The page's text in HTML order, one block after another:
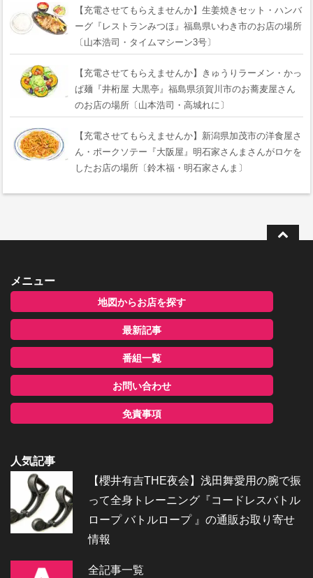
【充電させてもらえませんか】生姜焼きセット・ハンバ
ーグ『レストランみつほ』福島県いわき市のお店の場所
〔山本浩司・タイムマシーン3号〕
【充電させてもらえませんか】きゅうりラーメン・かっ
ぱ麺『井桁屋 大黒亭』福島県須賀川市のお蕎麦屋さん
のお店の場所〔山本浩司・高城れに〕
【充電させてもらえませんか】新潟県加茂市の洋食屋さ
ん・ポークソテー『大阪屋』明石家さんまさんがロケを
したお店の場所〔鈴木福・明石家さんま〕
メニュー
地図からお店を探す
最新記事
番組一覧
お問い合わせ
免責事項
人気記事
【櫻井有吉THE夜会】浅田舞愛用の腕で振
って全身トレーニング『コードレスバトル
ロープ バトルロープ 』の通販お取り寄せ
情報
全記事一覧